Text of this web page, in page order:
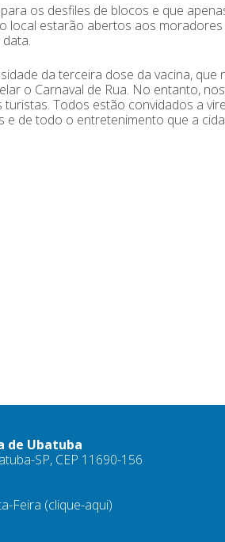
os desfiles de blocos e que
local estarão abertos aos moradores
da terceira dose da vacina, que
o Carnaval de Rua. No entanto,
Todos estão convidados a
de todo o entretenimento que a
de Ubatuba
SP, CEP 11690-156
Feira (clique-aqui)